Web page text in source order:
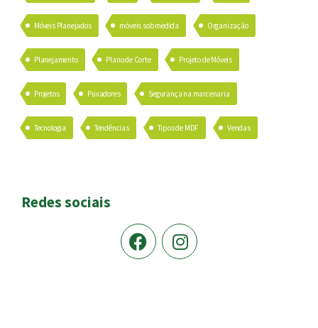
Móveis Planejados móveis sob medida Organização
Planejamento Plano de Corte Projeto de Móveis
Projetos Puxadores Segurança na marcenaria
Tecnologia Tendências Tipos de MDF Vendas
Redes sociais